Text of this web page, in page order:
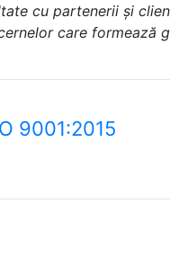
cu partenerii și
care formează
9001:2015